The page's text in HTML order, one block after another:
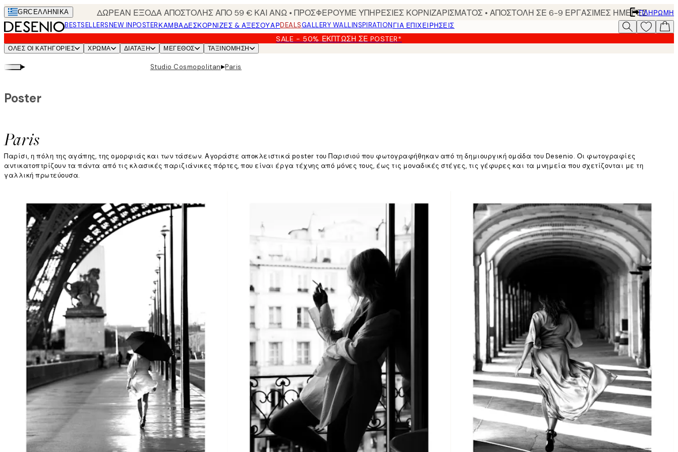
Skip
to
main
content.
GRC ΕΛΛΗΝΙΚΆ ΔΩΡΕΑΝ ΕΞΟΔΑ ΑΠΟΣΤΟΛΗΣ ΑΠΟ 59 € ΚΑΙ ΑΝΩ • ΠΡΟΣΦΕΡΟΥΜΕ ΥΠΗΡΕΣΙΕΣ ΚΟΡΝΙΖΑΡΙΣΜΑΤΟΣ • ΑΠΟΣΤΟΛΗ ΣΕ 6-9 ΕΡΓΑΣΙΜΕΣ ΗΜΕΡΕΣΠΛΗΡΩΜΉ
BESTSELLERSNEW INPOSTERΚΑΜΒΆΔΕΣΚΟΡΝΊΖΕΣ & ΑΞΕΣΟΥΆΡDEALSGALLERY WALLINSPIRATIONΓΙΑ ΕΠΙΧΕΙΡΗΣΕΙΣ
SALE - 50% ΈΚΠΤΩΣΗ ΣΕ POSTER*
ΌΛΕΣ ΟΙ ΚΑΤΗΓΟΡΊΕΣ ΧΡΩΜΑ ΔΙΑΤΑΞΗ ΜΕΓΕΘΟΣ ΤΑΞΙΝΌΜΗΣΗ
▸ Studio Cosmopolitan▸Paris
Paris
Poster
Παρίσι, η πόλη της αγάπης, της ομορφιάς και των τάσεων. Αγοράστε αποκλειστικά poster του Παρισιού που φωτογραφήθηκαν από τη δημιουργική ομάδα του Desenio. Οι φωτογραφίες
αντικατοπτρίζουν τα πάντα από τις κλασικές παριζιάνικες πόρτες, που είναι έργα τέχνης από μόνες τους, έως τις μοναδικές στέγες, τις γέφυρες και τα μνημεία που σχετίζονται με τη
γαλλική πρωτεύουσα.